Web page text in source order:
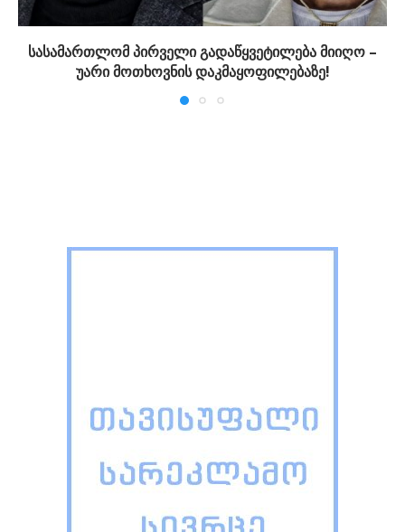
სასამართლომ პირველი გადაწყვეტილება მიიღო –
უარი მოთხოვნის დაკმაყოფილებაზე!